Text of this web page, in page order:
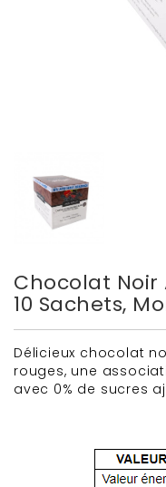
Chocolat Noir
10 Sachets,
Délicieux chocolat
rouges, une
avec 0% de sucres